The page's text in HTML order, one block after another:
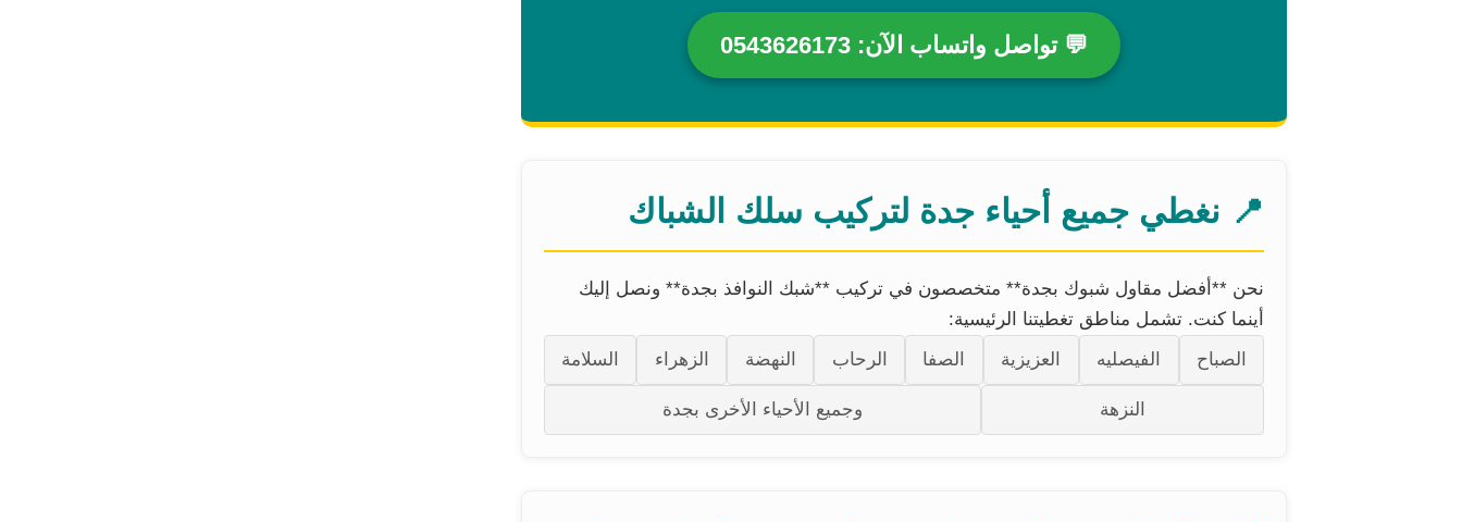
💬 تواصل واتساب الآن: 0543626173
📍 نغطي جميع أحياء جدة لتركيب سلك الشباك
نحن **أفضل مقاول شبوك بجدة** متخصصون في تركيب **شبك النوافذ بجدة** ونصل إليك
أينما كنت. تشمل مناطق تغطيتنا الرئيسية:
الصباح
الفيصليه العزيزية الصفا الرحاب النهضة الزهراء السلامة
النزهة وجميع الأحياء الأخرى بجدة